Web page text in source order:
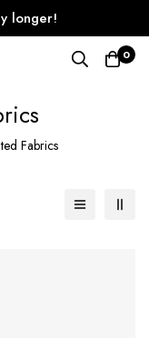
longer!
0
Fabrics